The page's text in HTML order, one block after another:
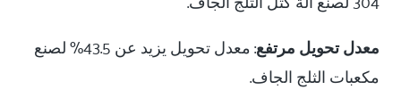
معدل تحويل مرتفع
: معدل تحويل يزيد عن 43.5% لصنع
مكعبات الثلج الجاف.